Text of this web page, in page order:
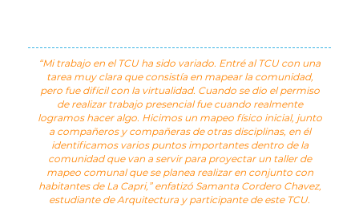
“Mi trabajo en el TCU ha sido variado. Entré al TCU con una
tarea muy clara que consistía en mapear la comunidad,
pero fue difícil con la virtualidad. Cuando se dio el permiso
de realizar trabajo presencial fue cuando realmente
logramos hacer algo. Hicimos un mapeo físico inicial, junto
a compañeros y compañeras de otras disciplinas, en él
identificamos varios puntos importantes dentro de la
comunidad que van a servir para proyectar un taller de
mapeo comunal que se planea realizar en conjunto con
habitantes de La Capri,” enfatizó Samanta Cordero Chavez,
estudiante de Arquitectura y participante de este TCU.